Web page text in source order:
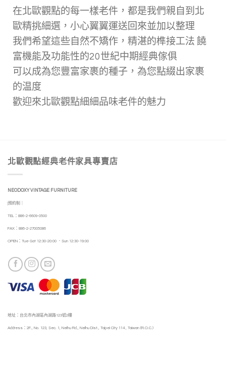
在北歐觀點的每一樣老件，都是我們親自到北
歐精挑細選，小心翼翼運送回來並加以整理
我們希望這些自然不矯作，精湛的榫接工法 饒
富機能及功能性的20世紀中期經典傢俱
可以成為您豐富家裹的種子，為您點綴出家裹
的温度
歡迎來北歐觀點細細品味老件的魅力
北歐觀點經典老件家具專賣店
NEODOXY VINTAGE FURNITURE
|預約制｜
TEL：886-2-6609-0500
FAX：886-2-27005086
OPEN：Tue-Sat 12:30-20:00 ．Sun 12:30-19:00
地址：台北市內湖區內湖路123號2樓
Address：2F., No. 123, Sec. 1, Neihu Rd., Neihu Dist., Taipei City 114 , Taiwan (R.O.C.)